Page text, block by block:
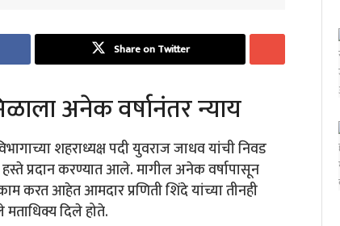
Share on Twitter
अनेक वर्षानंतर न्याय
शहराध्यक्ष पदी युवराज जाधव यांची निवड
प्रदान करण्यात आले. मागील अनेक वर्षापासून
करत आहेत आमदार प्रणिती शिंदे यांच्या तीनही
दिले होते.